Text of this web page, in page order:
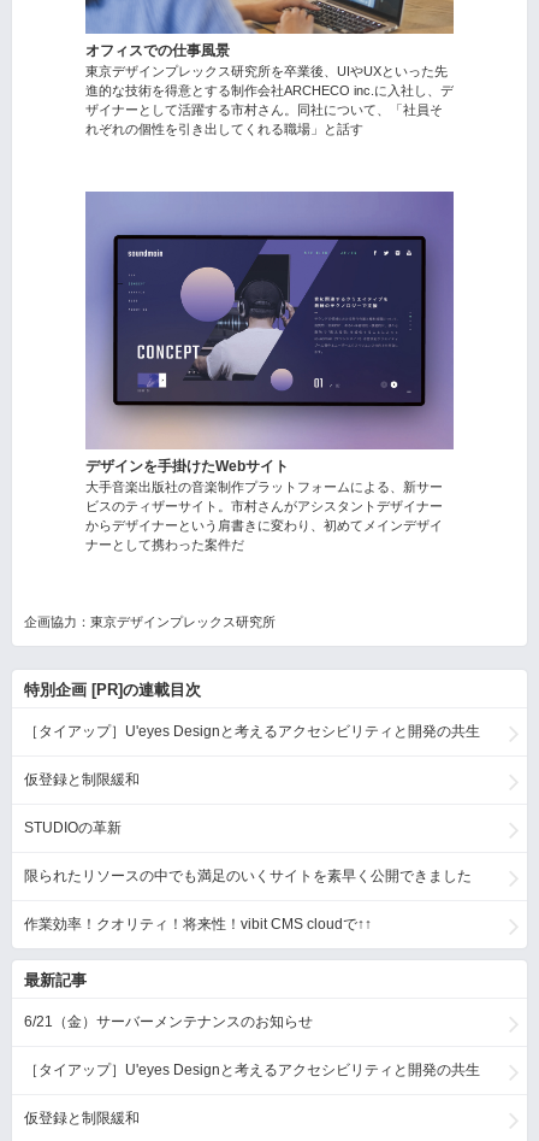
オフィスでの仕事風景
東京デザインプレックス研究所を卒業後、UIやUXといった先
進的な技術を得意とする制作会社ARCHECO inc.に入社し、デ
ザイナーとして活躍する市村さん。同社について、「社員そ
れぞれの個性を引き出してくれる職場」と話す
デザインを手掛けたWebサイト
大手音楽出版社の音楽制作プラットフォームによる、新サー
ビスのティザーサイト。市村さんがアシスタントデザイナー
からデザイナーという肩書きに変わり、初めてメインデザイ
ナーとして携わった案件だ
企画協力：東京デザインプレックス研究所
特別企画 [PR]の連載目次
［タイアップ］U'eyes Designと考えるアクセシビリティと開発の共生
仮登録と制限緩和
STUDIOの革新
限られたリソースの中でも満足のいくサイトを素早く公開できました
作業効率！クオリティ！将来性！vibit CMS cloudで↑↑
最新記事
6/21（金）サーバーメンテナンスのお知らせ
［タイアップ］U'eyes Designと考えるアクセシビリティと開発の共生
仮登録と制限緩和